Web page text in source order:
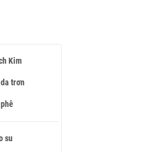
Kim
trơn
su